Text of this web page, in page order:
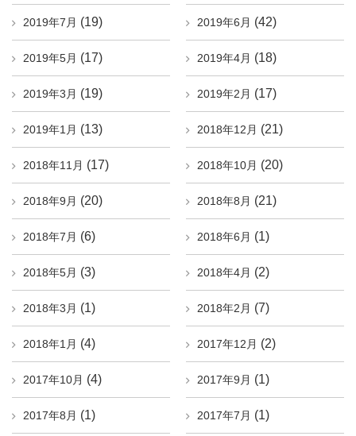
2019年7月 (19) 2019年6月 (42)
2019年5月 (17) 2019年4月 (18)
2019年3月 (19) 2019年2月 (17)
2019年1月 (13) 2018年12月 (21)
2018年11月 (17) 2018年10月 (20)
2018年9月 (20) 2018年8月 (21)
2018年7月 (6) 2018年6月 (1)
2018年5月 (3) 2018年4月 (2)
2018年3月 (1) 2018年2月 (7)
2018年1月 (4) 2017年12月 (2)
2017年10月 (4) 2017年9月 (1)
2017年8月 (1) 2017年7月 (1)